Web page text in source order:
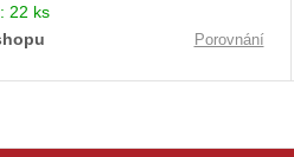
22 ks
Porovnání